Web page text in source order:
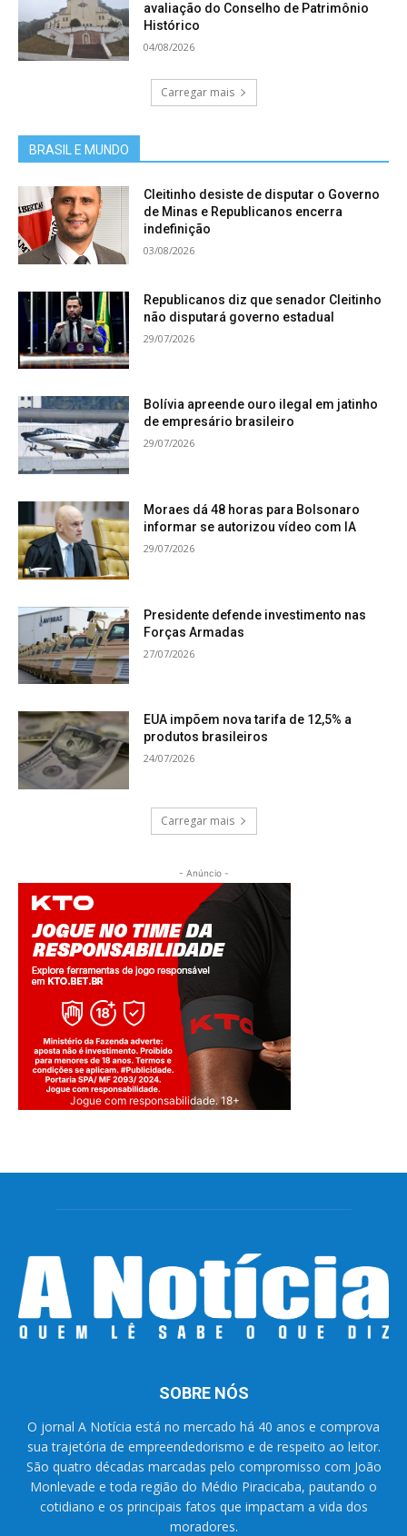
avaliação do Conselho de Patrimônio
Histórico
04/08/2026
Carregar mais
BRASIL E MUNDO
Cleitinho desiste de disputar o Governo
de Minas e Republicanos encerra
indefinição
03/08/2026
Republicanos diz que senador Cleitinho
não disputará governo estadual
29/07/2026
Bolívia apreende ouro ilegal em jatinho
de empresário brasileiro
29/07/2026
Moraes dá 48 horas para Bolsonaro
informar se autorizou vídeo com IA
29/07/2026
Presidente defende investimento nas
Forças Armadas
27/07/2026
EUA impõem nova tarifa de 12,5% a
produtos brasileiros
24/07/2026
Carregar mais
- Anúncio -
Jogue com responsabilidade. 18+
SOBRE NÓS
O jornal A Notícia está no mercado há 40 anos e comprova
sua trajetória de empreendedorismo e de respeito ao leitor.
São quatro décadas marcadas pelo compromisso com João
Monlevade e toda região do Médio Piracicaba, pautando o
cotidiano e os principais fatos que impactam a vida dos
moradores.